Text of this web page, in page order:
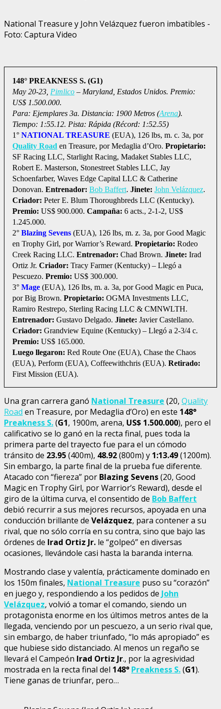
National Treasure y John Velázquez fueron imbatibles -
Foto: Captura Video
148° PREAKNESS S. (G1)
May 20-23, Pimlico – Maryland, Estados Unidos. Premio:
US$ 1.500.000.
Para: Ejemplares 3a. Distancia: 1900 Metros (Arena).
Tiempo: 1:55.12. Pista: Rápida (Récord: 1:52.55)
1° NATIONAL TREASURE (EUA), 126 lbs, m. c. 3a, por
Quality Road en Treasure, por Medaglia d’Oro. Propietario:
SF Racing LLC, Starlight Racing, Madaket Stables LLC,
Robert E. Masterson, Stonestreet Stables LLC, Jay
Schoenfarber, Waves Edge Capital LLC & Catherine
Donovan. Entrenador: Bob Baffert. Jinete: John Velázquez.
Criador: Peter E. Blum Thoroughbreds LLC (Kentucky).
Premio: US$ 900.000. Campaña: 6 acts., 2-1-2, US$
1.245.000.
2° Blazing Sevens (EUA), 126 lbs, m. z. 3a, por Good Magic
en Trophy Girl, por Warrior’s Reward. Propietario: Rodeo
Creek Racing LLC. Entrenador: Chad Brown. Jinete: Irad
Ortiz Jr. Criador: Tracy Farmer (Kentucky) – Llegó a
Pescuezo. Premio: US$ 300.000.
3° Mage (EUA), 126 lbs, m. a. 3a, por Good Magic en Puca,
por Big Brown. Propietario: OGMA Investments LLC,
Ramiro Restrepo, Sterling Racing LLC & CMNWLTH.
Entrenador: Gustavo Delgado. Jinete: Javier Castellano.
Criador: Grandview Equine (Kentucky) – Llegó a 2-3/4 c.
Premio: US$ 165.000.
Luego llegaron: Red Route One (EUA), Chase the Chaos
(EUA), Perform (EUA), Coffeewithchris (EUA). Retirado:
First Mission (EUA).
Una gran carrera ganó National Treasure (20, Quality
Road en Treasure, por Medaglia d’Oro) en este 148°
Preakness S.(G1, 1900m, arena, US$ 1.500.000), pero el
calificativo se lo ganó en la recta final, pues toda la
primera parte del trayecto fue para el un cómodo
tránsito de 23.95(400m), 48.92(800m) y 1:13.49(1200m).
Sin embargo, la parte final de la prueba fue diferente.
Atacado con “fiereza” por Blazing Sevens(20, Good
Magic en Trophy Girl, por Warrior’s Reward), desde el
giro de la última curva, el consentido de Bob Baffert
debió recurrir a sus mejores recursos, apoyada en una
conducción brillante de Velázquez, para contener a su
rival, que no sólo corría en su contra, sino que bajo las
órdenes de Irad Ortiz Jr. le “golpeó” en diversas
ocasiones, llevándole casi hasta la baranda interna.
Mostrando clase y valentía, prácticamente dominado en
los 150m finales, National Treasure puso su “corazón”
en juego y, respondiendo a los pedidos de John
Velázquez, volvió a tomar el comando, siendo un
protagonista enorme en los últimos metros antes de la
llegada, venciendo por un pescuezo, a un serio rival que,
sin embargo, de haber triunfado, “lo más apropiado” es
que hubiese sido distanciado. Al menos un regaño se
llevará el Campeón Irad Ortiz Jr., por la agresividad
mostrada en la recta final del 148° Preakness S.(G1).
Tiene ganas de triunfar, pero…